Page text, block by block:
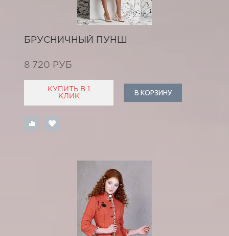
БРУСНИЧНЫЙ ПУНШ
8 720 РУБ
КУПИТЬ В 1
КЛИК
В КОРЗИНУ